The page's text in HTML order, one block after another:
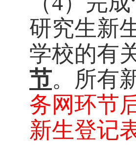
研究生新
学校的有
节。所有
务网环节
新生登记